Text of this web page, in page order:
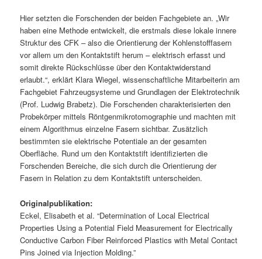
Hier setzten die Forschenden der beiden Fachgebiete an. „Wir
haben eine Methode entwickelt, die erstmals diese lokale innere
Struktur des CFK – also die Orientierung der Kohlenstofffasern
vor allem um den Kontaktstift herum – elektrisch erfasst und
somit direkte Rückschlüsse über den Kontaktwiderstand
erlaubt.“, erklärt Klara Wiegel, wissenschaftliche Mitarbeiterin am
Fachgebiet Fahrzeugsysteme und Grundlagen der Elektrotechnik
(Prof. Ludwig Brabetz). Die Forschenden charakterisierten den
Probekörper mittels Röntgenmikrotomographie und machten mit
einem Algorithmus einzelne Fasern sichtbar. Zusätzlich
bestimmten sie elektrische Potentiale an der gesamten
Oberfläche. Rund um den Kontaktstift identifizierten die
Forschenden Bereiche, die sich durch die Orientierung der
Fasern in Relation zu dem Kontaktstift unterscheiden.
Originalpublikation:
Eckel, Elisabeth et al. “Determination of Local Electrical
Properties Using a Potential Field Measurement for Electrically
Conductive Carbon Fiber Reinforced Plastics with Metal Contact
Pins Joined via Injection Molding.”